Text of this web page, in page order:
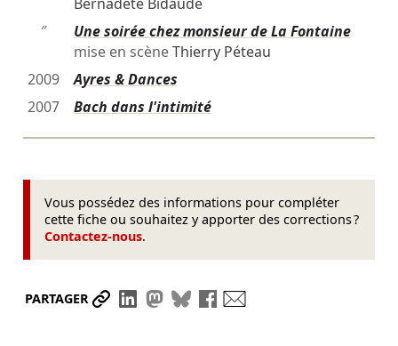
″
Une soirée chez monsieur de La Fontaine
mise en scèneThierry Péteau
2009
Ayres & Dances
2007
Bach dans l'intimité
Vous possédez des informations pour compléter
cette fiche ou souhaitez y apporter des corrections ?
Contactez-nous.
PARTAGER Partager le lien
Partager sur LinkedIn
Partager sur Mastodon
Partager sur Bluesky
Partager sur Facebook